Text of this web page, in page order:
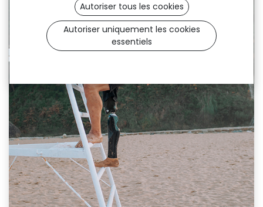
Autoriser tous les cookies
Autoriser uniquement les cookies
essentiels